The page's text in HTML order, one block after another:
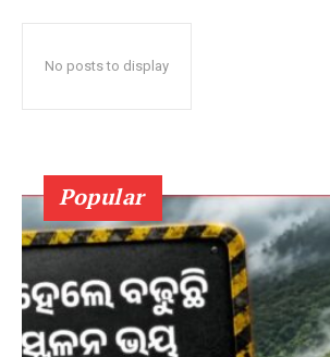
No posts to display
Popular